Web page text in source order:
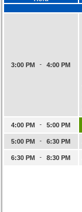
3:00 PM - 4:00 PM
4:00 PM - 5:00 PM
5:00 PM - 6:30 PM
6:30 PM - 8:30 PM